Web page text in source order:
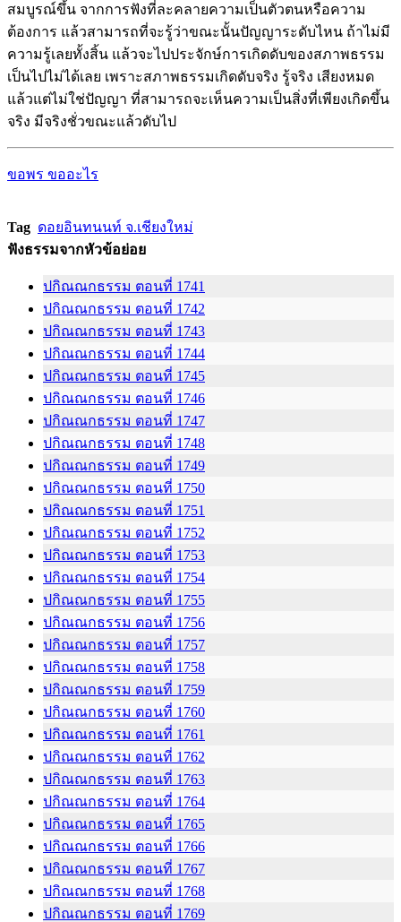
สมบูรณ์ขึ้น จากการฟังที่ละคลายความเป็นตัวตนหรือความ
ต้องการ แล้วสามารถที่จะรู้ว่าขณะนั้นปัญญาระดับไหน ถ้าไม่มี
ความรู้เลยทั้งสิ้น แล้วจะไปประจักษ์การเกิดดับของสภาพธรรม
เป็นไปไม่ได้เลย เพราะสภาพธรรมเกิดดับจริง รู้จริง เสียงหมด
แล้วแต่ไม่ใช่ปัญญา ที่สามารถจะเห็นความเป็นสิ่งที่เพียงเกิดขึ้น
จริง มีจริงชั่วขณะแล้วดับไป
ขอพร ขออะไร
Tag ดอยอินทนนท์ จ.เชียงใหม่
ฟังธรรมจากหัวข้อย่อย
ปกิณณกธรรม ตอนที่ 1741
ปกิณณกธรรม ตอนที่ 1742
ปกิณณกธรรม ตอนที่ 1743
ปกิณณกธรรม ตอนที่ 1744
ปกิณณกธรรม ตอนที่ 1745
ปกิณณกธรรม ตอนที่ 1746
ปกิณณกธรรม ตอนที่ 1747
ปกิณณกธรรม ตอนที่ 1748
ปกิณณกธรรม ตอนที่ 1749
ปกิณณกธรรม ตอนที่ 1750
ปกิณณกธรรม ตอนที่ 1751
ปกิณณกธรรม ตอนที่ 1752
ปกิณณกธรรม ตอนที่ 1753
ปกิณณกธรรม ตอนที่ 1754
ปกิณณกธรรม ตอนที่ 1755
ปกิณณกธรรม ตอนที่ 1756
ปกิณณกธรรม ตอนที่ 1757
ปกิณณกธรรม ตอนที่ 1758
ปกิณณกธรรม ตอนที่ 1759
ปกิณณกธรรม ตอนที่ 1760
ปกิณณกธรรม ตอนที่ 1761
ปกิณณกธรรม ตอนที่ 1762
ปกิณณกธรรม ตอนที่ 1763
ปกิณณกธรรม ตอนที่ 1764
ปกิณณกธรรม ตอนที่ 1765
ปกิณณกธรรม ตอนที่ 1766
ปกิณณกธรรม ตอนที่ 1767
ปกิณณกธรรม ตอนที่ 1768
ปกิณณกธรรม ตอนที่ 1769